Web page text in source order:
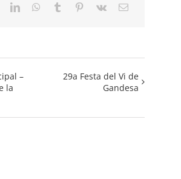
LinkedInWhatsApp
Tumblr Pinterest
Vk Email:
–
la
29a Festa del Vi de
Gandesa